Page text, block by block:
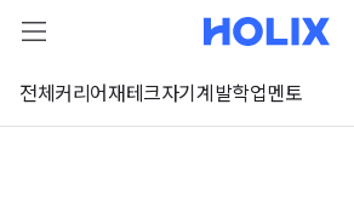
전체 커리어재테크자기계발학업멘토